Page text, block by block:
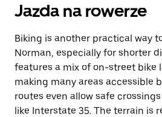
Jazda na rowerze
Biking is another practical way
Norman, especially for shorter
features a mix of on-street bike
making many areas accessible
routes even allow safe
like Interstate 35. The terrain is